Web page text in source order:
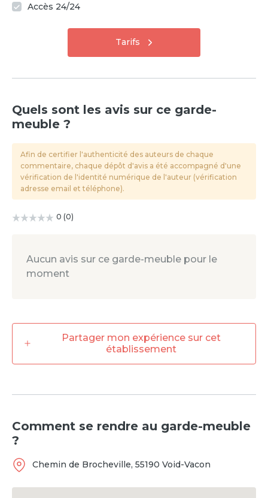
Accès 24/24
Tarifs
Quels sont les avis sur ce garde-
meuble ?
Afin de certifier l'authenticité des auteurs de chaque
commentaire, chaque dépôt d'avis a été accompagné d'une
vérification de l'identité numérique de l'auteur (vérification
adresse email et téléphone).
0 (0)
Aucun avis sur ce garde-meuble pour le
moment
Partager mon expérience sur cet
établissement
Comment se rendre au garde-meuble
?
Chemin de Brocheville, 55190 Void-Vacon